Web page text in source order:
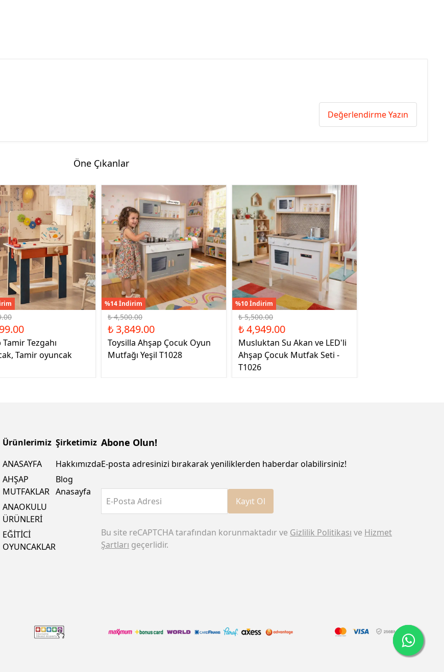
Değerlendirme Yazın
Öne Çıkanlar
Tezgahı
Tamir oyuncak
%14 İndirim
₺ 4,500.00
₺ 3,849.00
Toysilla Ahşap Çocuk Oyun
Mutfağı Yeşil T1028
%10 İndirim
₺ 5,500.00
₺ 4,949.00
Musluktan Su Akan ve LED'li
Ahşap Çocuk Mutfak Seti -
T1026
Ürünlerimiz
ANASAYFA
AHŞAP
MUTFAKLAR
ANAOKULU
ÜRÜNLERİ
EĞİTİCİ
OYUNCAKLAR
Şirketimiz
Hakkımızda
Blog
Anasayfa
Abone Olun!
E-posta adresinizi bırakarak yeniliklerden haberdar olabilirsiniz!
E-Posta Adresi Kayıt Ol
Bu site reCAPTCHA tarafından korunmaktadır ve Gizlilik Politikası ve Hizmet
Şartları geçerlidir.